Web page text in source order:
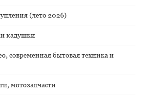
(лето 2026)
кадушки
современная бытовая техника и
мотозапчасти